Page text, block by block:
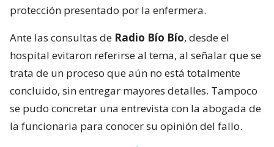
protección presentado por la enfermera.
Ante las consultas de Radio Bío Bío, desde el
hospital evitaron referirse al tema, al señalar que se
trata de un proceso que aún no está totalmente
concluido, sin entregar mayores detalles. Tampoco
se pudo concretar una entrevista con la abogada de
la funcionaria para conocer su opinión del fallo.